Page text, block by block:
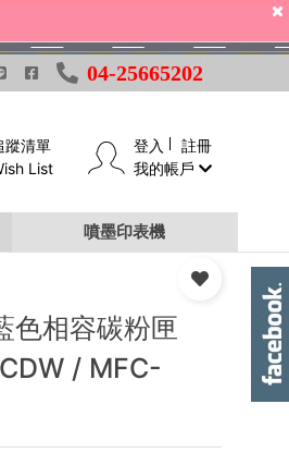
04-25665202
蹤清單
List
登入
註冊
我的帳戶
噴墨印表機
相容碳粉匣
/ MFC-